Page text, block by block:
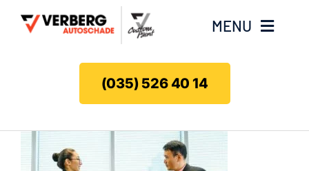
MENU
Bumperherstel
Uitdeuken zonder spuiten
(035) 526 40 14